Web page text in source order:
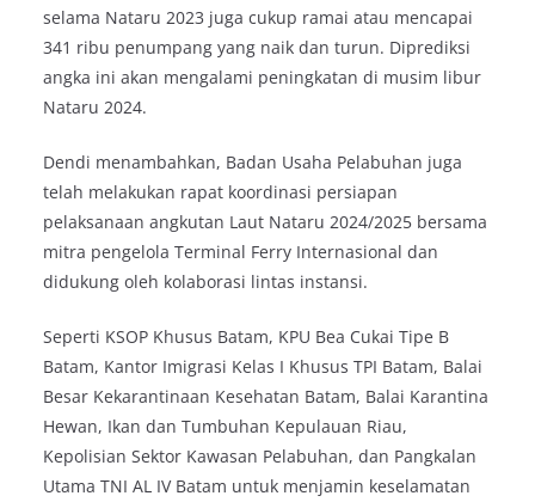
selama Nataru 2023 juga cukup ramai atau mencapai
341 ribu penumpang yang naik dan turun. Diprediksi
angka ini akan mengalami peningkatan di musim libur
Nataru 2024.
Dendi menambahkan, Badan Usaha Pelabuhan juga
telah melakukan rapat koordinasi persiapan
pelaksanaan angkutan Laut Nataru 2024/2025 bersama
mitra pengelola Terminal Ferry Internasional dan
didukung oleh kolaborasi lintas instansi.
Seperti KSOP Khusus Batam, KPU Bea Cukai Tipe B
Batam, Kantor Imigrasi Kelas I Khusus TPI Batam, Balai
Besar Kekarantinaan Kesehatan Batam, Balai Karantina
Hewan, Ikan dan Tumbuhan Kepulauan Riau,
Kepolisian Sektor Kawasan Pelabuhan, dan Pangkalan
Utama TNI AL IV Batam untuk menjamin keselamatan